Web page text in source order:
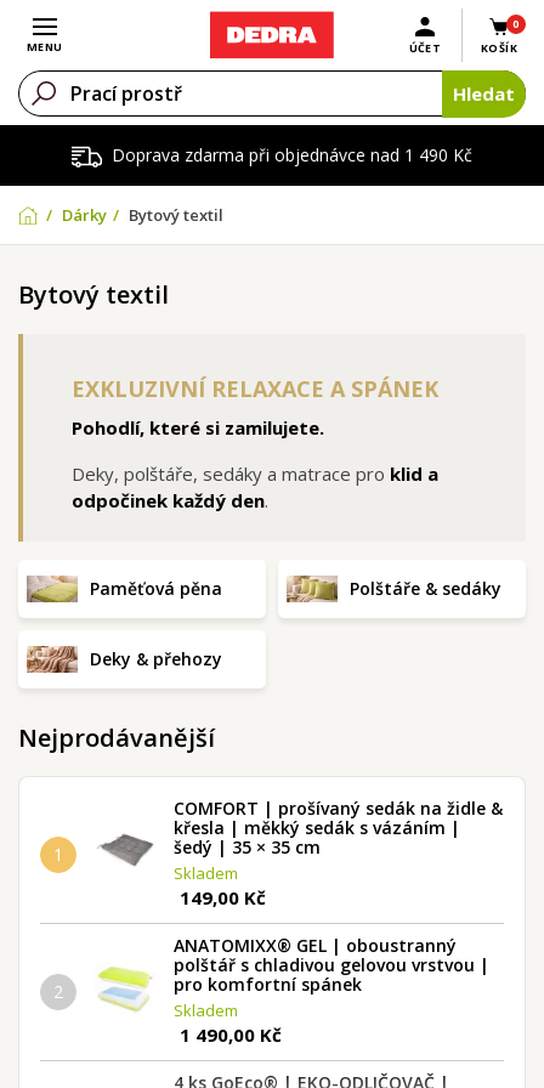
Doprava zdarma při objednávce nad 1 490 Kč
Otevřít menu
MENU
0
KOŠÍK
ÚČET
Hledat
Dárky Bytový textil
Bytový textil
EXKLUZIVNÍ RELAXACE A SPÁNEK
Pohodlí, které si zamilujete.
Deky, polštáře, sedáky a matrace pro klid a
odpočinek každý den.
Paměťová pěna Polštáře & sedáky
Deky & přehozy
Nejprodávanější
1
COMFORT | prošívaný sedák na židle &
křesla | měkký sedák s vázáním |
šedý | 35 × 35 cm
Skladem
149,00 Kč
2
ANATOMIXX® GEL | oboustranný
polštář s chladivou gelovou vrstvou |
pro komfortní spánek
Skladem
1 490,00 Kč
4 ks GoEco® | EKO-ODLIČOVAČ |